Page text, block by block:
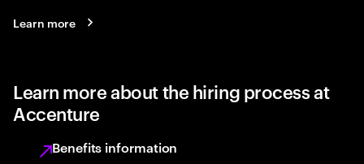
Learn more
Learn more about the hiring process at
Accenture
Benefits information